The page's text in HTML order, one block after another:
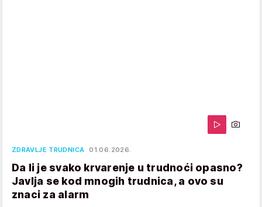
ZDRAVLJE TRUDNICA 01.06.2026.
Da li je svako krvarenje u trudnoći opasno?
Javlja se kod mnogih trudnica, a ovo su
znaci za alarm